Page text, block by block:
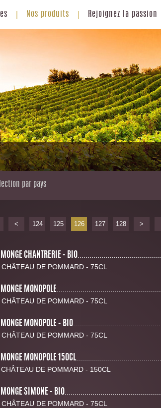
Nos produits Rejoignez la passion
par pays
< 124 125 126 127 128 >
CHANTRERIE - BIO
DE POMMARD - 75CL
MONOPOLE
DE POMMARD - 75CL
MONOPOLE - BIO
DE POMMARD - 75CL
MONOPOLE 150CL
DE POMMARD - 150CL
SIMONE - BIO
DE POMMARD - 75CL